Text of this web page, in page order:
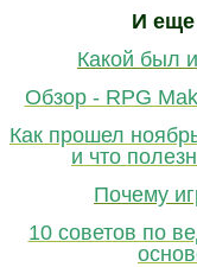
И еще
Какой был
Обзор - RPG
Как прошел
и что
Почему
10 советов по